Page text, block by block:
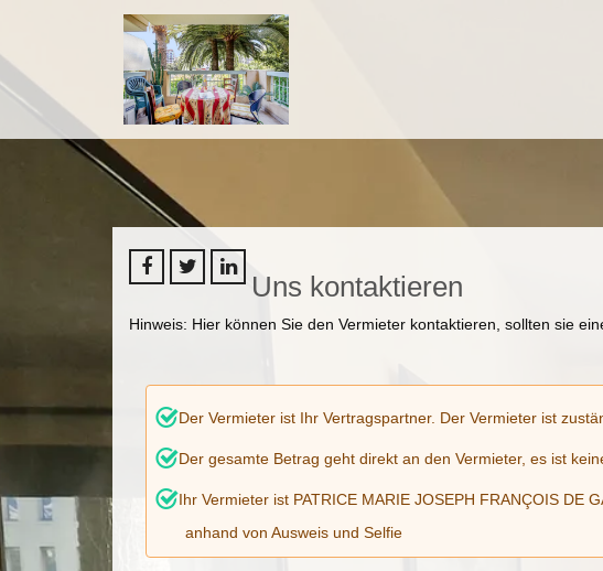
Uns kontaktieren
Hinweis: Hier können Sie den Vermieter kontaktieren, sollten sie
Der Vermieter ist Ihr Vertragspartner. Der Vermieter ist
Der gesamte Betrag geht direkt an den Vermieter, es ist
Ihr Vermieter ist PATRICE MARIE JOSEPH FRANÇOIS DE
anhand von Ausweis und Selfie